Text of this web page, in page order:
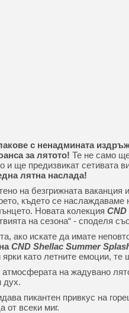
с ненадмината
за лятото! Те не само
и ще предизвикат сетивата
лятна наслада!
на безгрижната ваканция
където се наслаждаваме
Новата колекция CND
на сезона“ - споделя
ако искате да имате
CND Shellac Summer
като летните емоции, те
на жадувано
дух.
пикантен привкус на
от всеки миг.